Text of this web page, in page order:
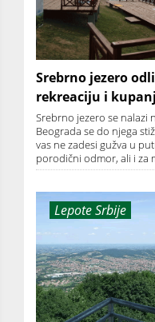
Srebrno jezero
rekreaciju i
Srebrno jezero se nalazi
Beograda se do njega
vas ne zadesi gužva u
porodični odmor, ali i za
Lepote Srbije